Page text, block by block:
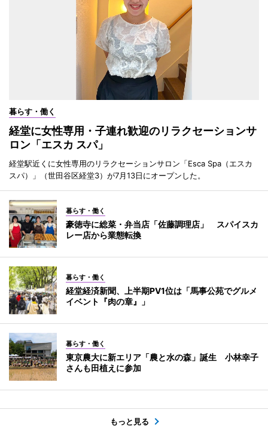
暮らす・働く
経堂に女性専用・子連れ歓迎のリラクセーションサ
ロン「エスカ スパ」
経堂駅近くに女性専用のリラクセーションサロン「Esca Spa（エスカ
スパ）」（世田谷区経堂3）が7月13日にオープンした。
暮らす・働く
豪徳寺に総菜・弁当店「佐藤調理店」 スパイスカ
レー店から業態転換
暮らす・働く
経堂経済新聞、上半期PV1位は「馬事公苑でグルメ
イベント『肉の章』」
暮らす・働く
東京農大に新エリア「農と水の森」誕生 小林幸子
さんも田植えに参加
もっと見る